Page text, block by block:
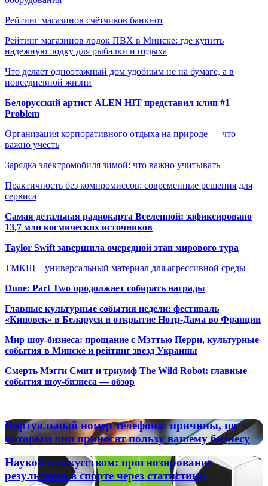
Рейтинг магазинов счётчиков банкнот
Рейтинг магазинов лодок ПВХ в Минске: где купить
надежную лодку для рыбалки и отдыха
Что делает одноэтажный дом удобным не на бумаге, а в
повседневной жизни
Белорусский артист ALEN HIT представил клип #1
Problem
Организация корпоративного отдыха на природе — что
важно учесть
Зарядка электромобиля зимой: что важно учитывать
Практичность без компромиссов: современные решения для
сервиса
Самая детальная радиокарта Вселенной: зафиксировано
13,7 млн космических источников
Taylor Swift завершила очередной этап мирового тура
ТМКЩ – универсальный материал для агрессивной среды
Dune: Part Two продолжает собирать награды
Главные культурные события недели: фестиваль
«Киновек» в Беларуси и открытие Нотр-Дама во Франции
Мир шоу-бизнеса: прощание с Мэттью Перри, культурные
события в Минске и рейтинг звезд Украины
Смерть Мэгги Смит и триумф The Wild Robot: главные
события шоу-бизнеса — обзор
Виртуальный
номер
телефона:
причины,
по
которым
Виртуальный номер телефона: причины, по
которым они приносят пользу вашему бизнесу
Наукой
и
искусством:
Наукой и искусством: прогнозирование
результатов в спорте через статистику,